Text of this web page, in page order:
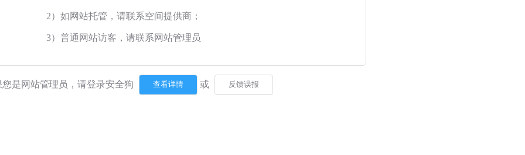
2）如网站托管，请联系空间提供商；
3）普通网站访客，请联系网站管理员
您是网站管理员，请登录安全狗 或